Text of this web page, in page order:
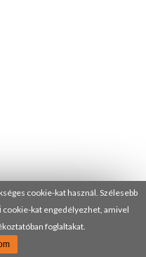
cookie-kat használ. Szélesebb
kat engedélyezhet, amivel
foglaltakat.